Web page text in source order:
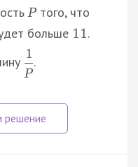
P того, что
больше 11 .
1
P
.